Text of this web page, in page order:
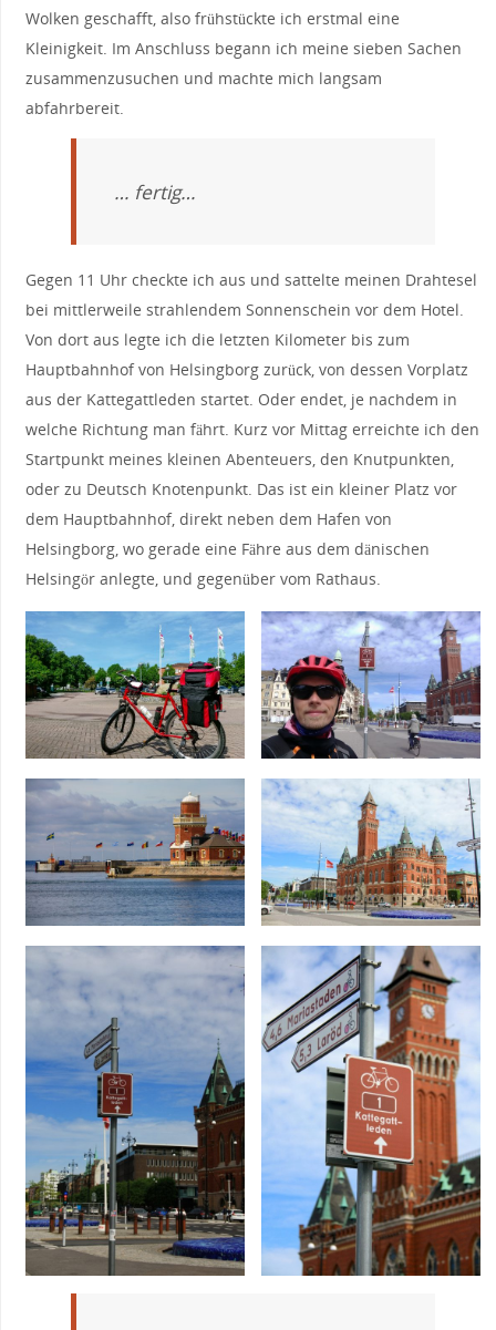
Wolken geschafft, also frühstückte ich erstmal eine
Kleinigkeit. Im Anschluss begann ich meine sieben Sachen
zusammenzusuchen und machte mich langsam
abfahrbereit.
… fertig…
Gegen 11 Uhr checkte ich aus und sattelte meinen Drahtesel
bei mittlerweile strahlendem Sonnenschein vor dem Hotel.
Von dort aus legte ich die letzten Kilometer bis zum
Hauptbahnhof von Helsingborg zurück, von dessen Vorplatz
aus der Kattegattleden startet. Oder endet, je nachdem in
welche Richtung man fährt. Kurz vor Mittag erreichte ich den
Startpunkt meines kleinen Abenteuers, den Knutpunkten,
oder zu Deutsch Knotenpunkt. Das ist ein kleiner Platz vor
dem Hauptbahnhof, direkt neben dem Hafen von
Helsingborg, wo gerade eine Fähre aus dem dänischen
Helsingör anlegte, und gegenüber vom Rathaus.